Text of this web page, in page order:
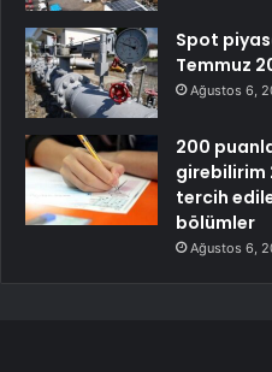
Spot
Temmuz
Ağustos 6,
200
girebilirim
tercih
bölümler
Ağustos 6,